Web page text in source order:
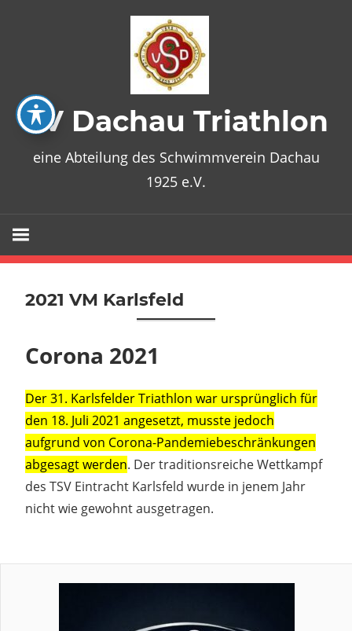
SV Dachau Triathlon
eine Abteilung des Schwimmverein Dachau
1925 e.V.
2021 VM Karlsfeld
Corona 2021
Der 31. Karlsfelder Triathlon war ursprünglich für
den 18. Juli 2021 angesetzt, musste jedoch
aufgrund von Corona-Pandemiebeschränkungen
abgesagt werden. Der traditionsreiche Wettkampf
des TSV Eintracht Karlsfeld wurde in jenem Jahr
nicht wie gewohnt ausgetragen.